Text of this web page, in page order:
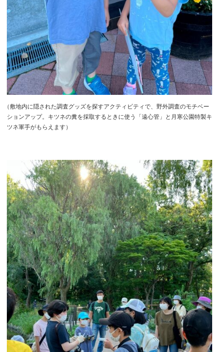
（敷地内に隠された調査グッズを探すアクティビティで、野外調査のモチベー
ションアップ。キツネの糞を採取するときに使う「遠心管」と月寒公園特製キ
ツネ軍手がもらえます）